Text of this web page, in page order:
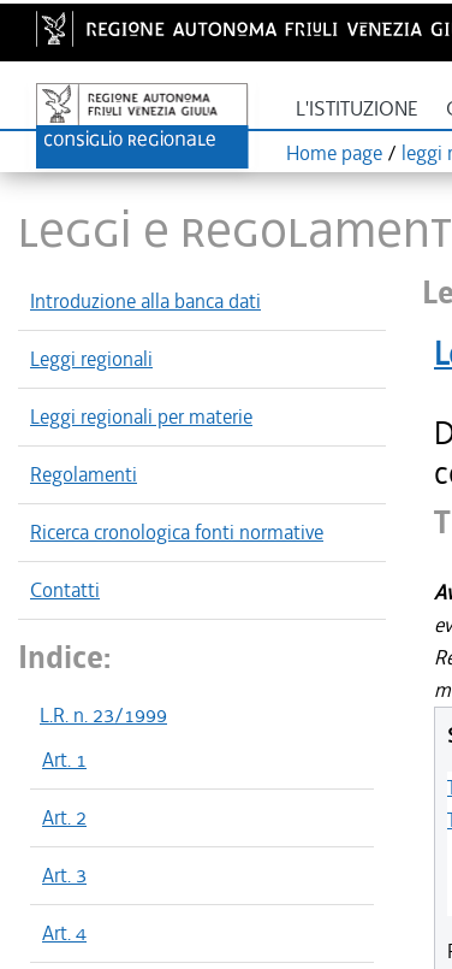
L'ISTITUZIONE
Home page / leggi
LEGGI E
Introduzione alla banca dati
Leggi regionali
Leggi regionali per materie
Regolamenti
Ricerca cronologica fonti normative
Contatti
Indice:
L.R. n. 23/1999
Art. 1
Art. 2
Art. 3
Art. 4